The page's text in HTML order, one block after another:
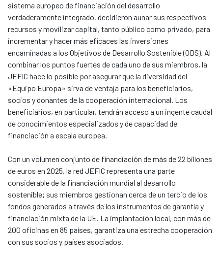
sistema europeo de financiación del desarrollo
verdaderamente integrado, decidieron aunar sus respectivos
recursos y movilizar capital, tanto público como privado, para
incrementar y hacer más eficaces las inversiones
encaminadas a los Objetivos de Desarrollo Sostenible (ODS). Al
combinar los puntos fuertes de cada uno de sus miembros, la
JEFIC hace lo posible por asegurar que la diversidad del
«Equipo Europa» sirva de ventaja para los beneficiarios,
socios y donantes de la cooperación internacional. Los
beneficiarios, en particular, tendrán acceso a un ingente caudal
de conocimientos especializados y de capacidad de
financiación a escala europea.
Con un volumen conjunto de financiación de más de 22 billones
de euros en 2025, la red JEFIC representa una parte
considerable de la financiación mundial al desarrollo
sostenible; sus miembros gestionan cerca de un tercio de los
fondos generados a través de los instrumentos de garantía y
financiación mixta de la UE. La implantación local, con más de
200 oficinas en 85 países, garantiza una estrecha cooperación
con sus socios y países asociados.